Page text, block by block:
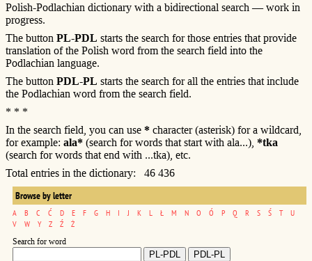
Polish-Podlachian dictionary with a bidirectional search — work in
progress.
The button PL-PDL starts the search for those entries that provide
translation of the Polish word from the search field into the
Podlachian language.
The button PDL-PL starts the search for all the entries that include
the Podlachian word from the search field.
* * *
In the search field, you can use * character (asterisk) for a wildcard,
for example: ala* (search for words that start with ala...), *tka
(search for words that end with ...tka), etc.
Total entries in the dictionary: 46 436
Browse by letter
A B C Ć D E F G H I J K L Ł M N O Ó P Q R S Ś T
U
V
W Y Z Ź Ż
Search for word